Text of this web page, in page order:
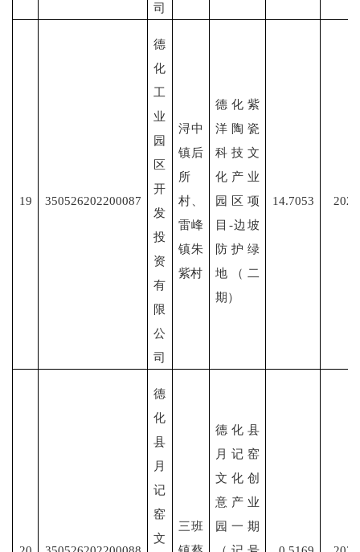
司
19 350526202200087
德
化
工
业
园
区
开
发
投
资
有
限
公
司
浔中
镇后
所
村、
雷峰
镇朱
紫村
德化紫
洋陶瓷
科技文
化产业
园区项
目 -边坡
防护绿
地（二
期）
14.7053
德
化
县
月
记
窑
文
三班
德化县
月记窑
文化创
意产业
园一期